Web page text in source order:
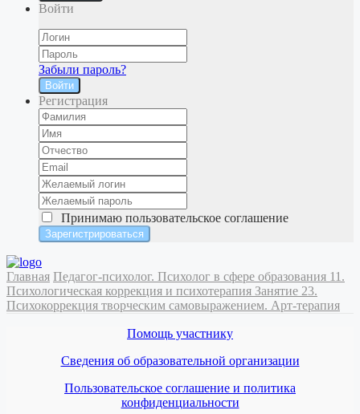
Войти
Забыли пароль?
Войти
Регистрация
Принимаю пользовательское соглашение
Главная Педагог-психолог. Психолог в сфере образования 11.
Психологическая коррекция и психотерапия Занятие 23.
Психокоррекция творческим самовыражением. Арт-терапия
Помощь участнику
Сведения об образовательной организации
Пользовательское соглашение и политика
конфиденциальности